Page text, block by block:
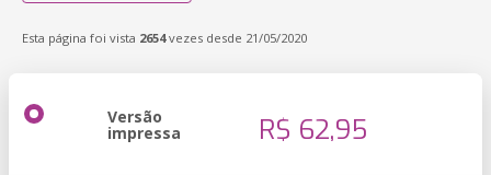
Esta página foi vista 2654vezes desde 21/05/2020
Versão
impressa R$ 62,95